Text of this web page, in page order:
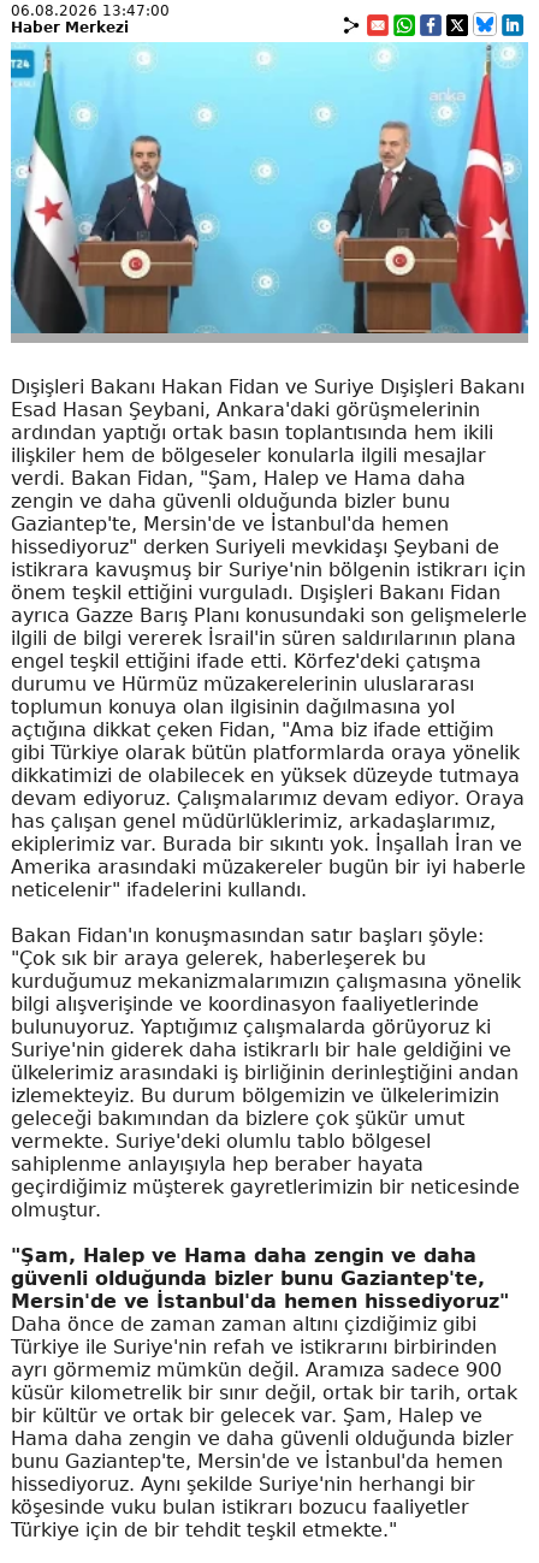
06.08.2026 13:47:00
Haber Merkezi
Dışişleri Bakanı Hakan Fidan ve Suriye Dışişleri Bakanı
Esad Hasan Şeybani, Ankara'daki görüşmelerinin
ardından yaptığı ortak basın toplantısında hem ikili
ilişkiler hem de bölgeseler konularla ilgili mesajlar
verdi. Bakan Fidan, "Şam, Halep ve Hama daha
zengin ve daha güvenli olduğunda bizler bunu
Gaziantep'te, Mersin'de ve İstanbul'da hemen
hissediyoruz" derken Suriyeli mevkidaşı Şeybani de
istikrara kavuşmuş bir Suriye'nin bölgenin istikrarı için
önem teşkil ettiğini vurguladı. Dışişleri Bakanı Fidan
ayrıca Gazze Barış Planı konusundaki son gelişmelerle
ilgili de bilgi vererek İsrail'in süren saldırılarının plana
engel teşkil ettiğini ifade etti. Körfez'deki çatışma
durumu ve Hürmüz müzakerelerinin uluslararası
toplumun konuya olan ilgisinin dağılmasına yol
açtığına dikkat çeken Fidan, "Ama biz ifade ettiğim
gibi Türkiye olarak bütün platformlarda oraya yönelik
dikkatimizi de olabilecek en yüksek düzeyde tutmaya
devam ediyoruz. Çalışmalarımız devam ediyor. Oraya
has çalışan genel müdürlüklerimiz, arkadaşlarımız,
ekiplerimiz var. Burada bir sıkıntı yok. İnşallah İran ve
Amerika arasındaki müzakereler bugün bir iyi haberle
neticelenir" ifadelerini kullandı.
Bakan Fidan'ın konuşmasından satır başları şöyle:
"Çok sık bir araya gelerek, haberleşerek bu
kurduğumuz mekanizmalarımızın çalışmasına yönelik
bilgi alışverişinde ve koordinasyon faaliyetlerinde
bulunuyoruz. Yaptığımız çalışmalarda görüyoruz ki
Suriye'nin giderek daha istikrarlı bir hale geldiğini ve
ülkelerimiz arasındaki iş birliğinin derinleştiğini andan
izlemekteyiz. Bu durum bölgemizin ve ülkelerimizin
geleceği bakımından da bizlere çok şükür umut
vermekte. Suriye'deki olumlu tablo bölgesel
sahiplenme anlayışıyla hep beraber hayata
geçirdiğimiz müşterek gayretlerimizin bir neticesinde
olmuştur.
"Şam, Halep ve Hama daha zengin ve daha
güvenli olduğunda bizler bunu Gaziantep'te,
Mersin'de ve İstanbul'da hemen hissediyoruz"
Daha önce de zaman zaman altını çizdiğimiz gibi
Türkiye ile Suriye'nin refah ve istikrarını birbirinden
ayrı görmemiz mümkün değil. Aramıza sadece 900
küsür kilometrelik bir sınır değil, ortak bir tarih, ortak
bir kültür ve ortak bir gelecek var. Şam, Halep ve
Hama daha zengin ve daha güvenli olduğunda bizler
bunu Gaziantep'te, Mersin'de ve İstanbul'da hemen
hissediyoruz. Aynı şekilde Suriye'nin herhangi bir
köşesinde vuku bulan istikrarı bozucu faaliyetler
Türkiye için de bir tehdit teşkil etmekte."